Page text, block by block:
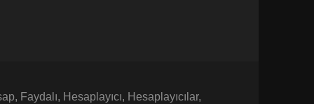
, Faydalı, Hesaplayıcı, Hesaplayıcılar,